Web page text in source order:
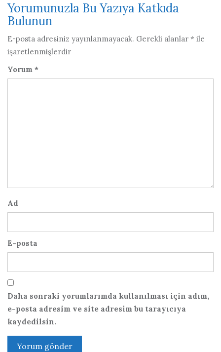
Yorumunuzla Bu Yazıya Katkıda
Bulunun
E-posta adresiniz yayınlanmayacak. Gerekli alanlar * ile
işaretlenmişlerdir
Yorum *
Ad
E-posta
Daha sonraki yorumlarımda kullanılması için adım,
e-posta adresim ve site adresim bu tarayıcıya
kaydedilsin.